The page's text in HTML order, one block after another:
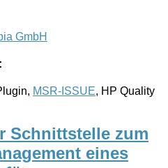
GmbH
MSR-ISSUE, HP Quality
Schnittstelle zum
eines